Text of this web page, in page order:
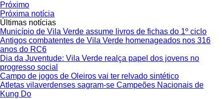
Próximo
Próxima notícia
Últimas notícias
Município de Vila Verde assume livros de fichas do 1º ciclo
Antigos combatentes de Vila Verde homenageados nos 316
anos do RC6
Dia da Juventude: Vila Verde realça papel dos jovens no
progresso social
Campo de jogos de Oleiros vai ter relvado sintético
Atletas vilaverdenses sagram-se Campeões Nacionais de
Kung Do